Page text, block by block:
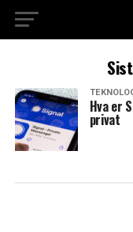
Hva er
privat